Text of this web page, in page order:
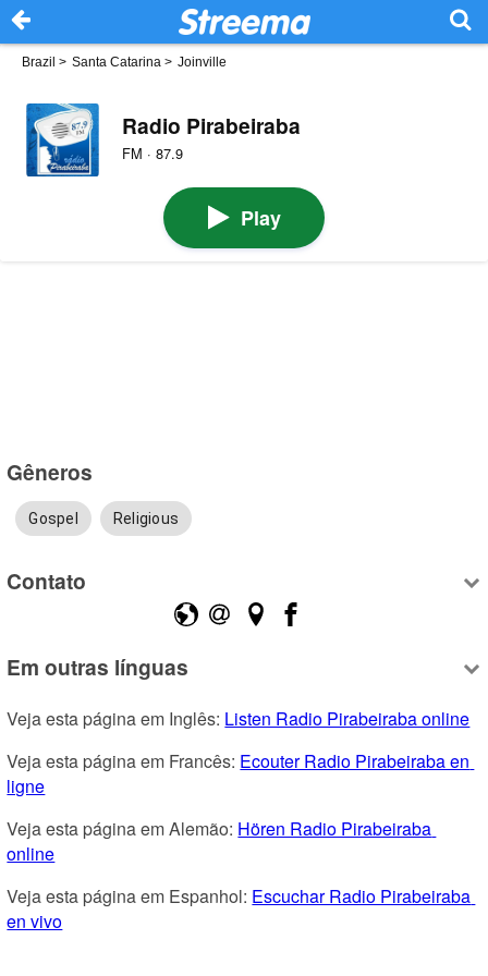
Brazil > Santa Catarina > Joinville
Radio Pirabeiraba
FM · 87.9
Play
Gêneros
Gospel Religious
Contato
Em outras línguas
Veja esta página em Inglês: Listen Radio Pirabeiraba online
Veja esta página em Francês: Ecouter Radio Pirabeiraba en
ligne
Veja esta página em Alemão: Hören Radio Pirabeiraba
online
Veja esta página em Espanhol: Escuchar Radio Pirabeiraba
en vivo